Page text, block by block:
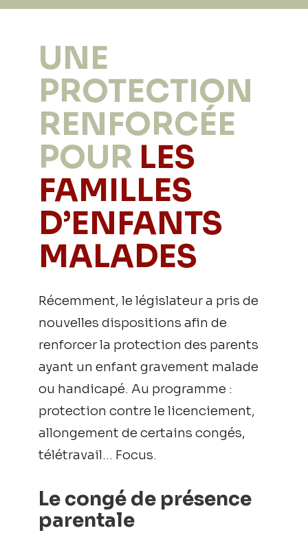
UNE
PROTECTION
RENFORCÉE
POUR LES
FAMILLES
D’ENFANTS
MALADES
Récemment, le législateur a pris de
nouvelles dispositions afin de
renforcer la protection des parents
ayant un enfant gravement malade
ou handicapé. Au programme :
protection contre le licenciement,
allongement de certains congés,
télétravail… Focus.
Le congé de présence
parentale